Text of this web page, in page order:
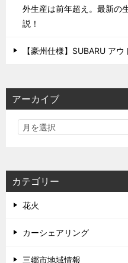
外生産は前年超え。最新の
説！
【豪州仕様】SUBARU ア
アーカイブ
カテゴリー
花火
カーシェアリング
三郷市地域情報